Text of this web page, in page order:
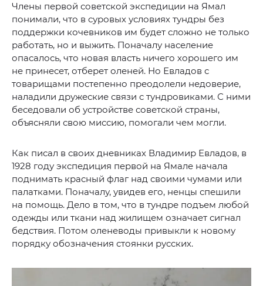
Члены первой советской экспедиции на Ямал
понимали, что в суровых условиях тундры без
поддержки кочевников им будет сложно не только
работать, но и выжить. Поначалу население
опасалось, что новая власть ничего хорошего им
не принесет, отберет оленей. Но Евладов с
товарищами постепенно преодолели недоверие,
наладили дружеские связи с тундровиками. С ними
беседовали об устройстве советской страны,
объясняли свою миссию, помогали чем могли.
Как писал в своих дневниках Владимир Евладов, в
1928 году экспедиция первой на Ямале начала
поднимать красный флаг над своими чумами или
палатками. Поначалу, увидев его, ненцы спешили
на помощь. Дело в том, что в тундре подъем любой
одежды или ткани над жилищем означает сигнал
бедствия. Потом оленеводы привыкли к новому
порядку обозначения стоянки русских.